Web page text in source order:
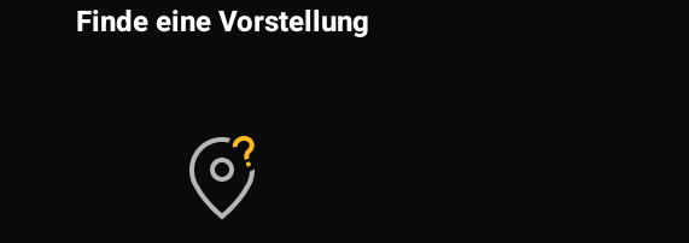
Finde eine Vorstellung